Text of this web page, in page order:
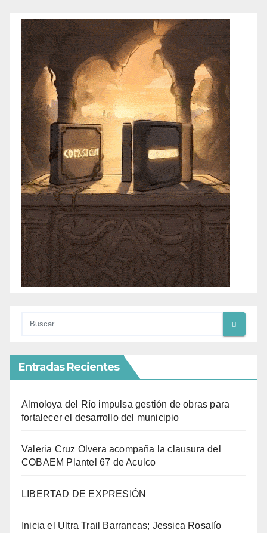
Entradas Recientes
Almoloya del Río impulsa gestión de obras para
fortalecer el desarrollo del municipio
Valeria Cruz Olvera acompaña la clausura del
COBAEM Plantel 67 de Aculco
LIBERTAD DE EXPRESIÓN
Inicia el Ultra Trail Barrancas; Jessica Rosalío